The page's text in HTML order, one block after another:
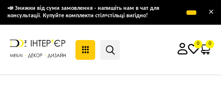
📣 Знижки від суми замовлення - напишіть нам в чат для
консультації. Купуйте комплекти стіл+стільці вигідно!
×
0 0